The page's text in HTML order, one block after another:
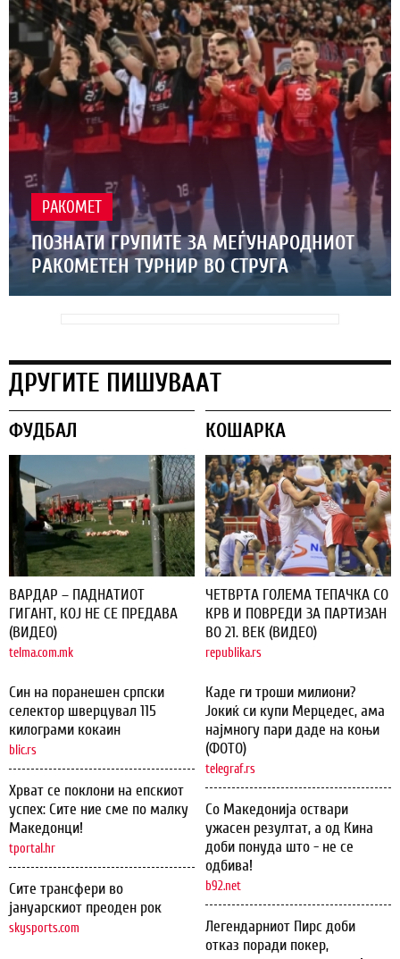
РАКОМЕТ
ПОЗНАТИ ГРУПИТЕ ЗА МЕЃУНАРОДНИОТ
РАКОМЕТЕН ТУРНИР ВО СТРУГА
ДРУГИТЕ ПИШУВААТ
ФУДБАЛ
ВАРДАР – ПАДНАТИОТ
ГИГАНТ, КОЈ НЕ СЕ ПРЕДАВА
(ВИДЕО)
telma.com.mk
Син на поранешен српски
селектор шверцувал 115
килограми кокаин
blic.rs
Хрват се поклони на епскиот
успех: Сите ние сме по малку
Македонци!
tportal.hr
Сите трансфери во
јануарскиот преоден рок
skysports.com
КОШАРКА
ЧЕТВРТА ГОЛЕМА ТЕПАЧКА СО
КРВ И ПОВРЕДИ ЗА ПАРТИЗАН
ВО 21. ВЕК (ВИДЕО)
republika.rs
Каде ги троши милиони?
Јокиќ си купи Мерцедес, ама
најмногу пари даде на коњи
(ФОТО)
telegraf.rs
Со Македонија оствари
ужасен резултат, а од Кина
доби понуда што - не се
одбива!
b92.net
Легендарниот Пирс доби
отказ поради покер,